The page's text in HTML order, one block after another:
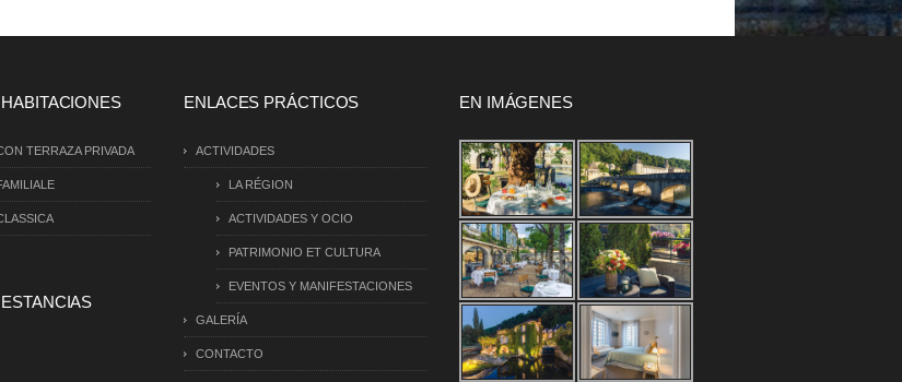
TERRAZA PRIVADA
ENLACES PRÁCTICOS
ACTIVIDADES
LA RÉGION
ACTIVIDADES Y OCIO
PATRIMONIO ET CULTURA
EVENTOS Y MANIFESTACIONES
GALERÍA
CONTACTO
EN IMÁGENES